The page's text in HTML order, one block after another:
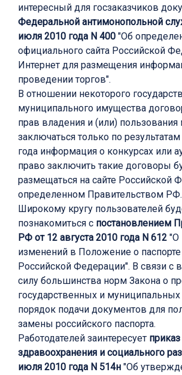
интересный для госзаказчиков
Федеральной антимонопольной
июля 2010 года N 400 "Об
официального сайта Российской
Интернет для размещения
проведении торгов".
В отношении некоторого
муниципального имущества
прав владения и (или) пользования
заключаться только по
года информация о конкурсах или
право заключить такие договоры
размещаться на сайте Российской
определенном Правительством РФ.
Широкому кругу пользователей
познакомиться с постановлением
РФ от 12 августа 2010 года N 612 "О
изменений в Положение о
Российской Федерации". В связи с
силу большинства норм Закона о
государственных и муниципальных
порядок подачи документов для
замены российского паспорта.
Работодателей заинтересует
здравоохранения и социального
июля 2010 года N 514н "Об